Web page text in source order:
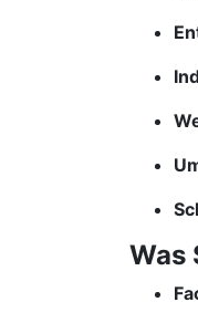
Was